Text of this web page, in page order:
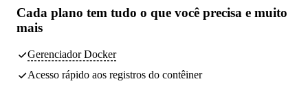
Cada plano tem tudo o que você precisa e muito
mais
Gerenciador Docker
Acesso rápido aos registros do contêiner